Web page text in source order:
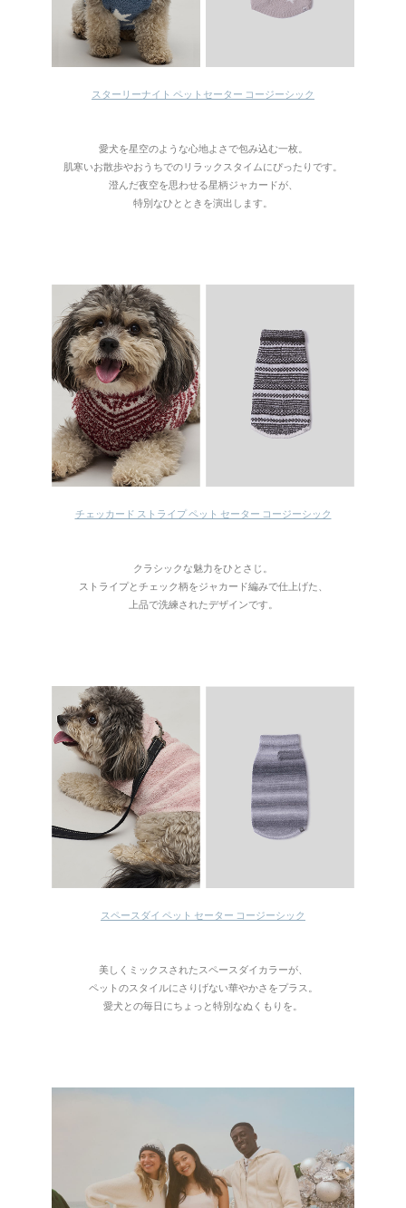
スターリーナイト ペットセーター コージーシック
愛犬を星空のような心地よさで包み込む一枚。
肌寒いお散歩やおうちでのリラックスタイムにぴったりです。
澄んだ夜空を思わせる星柄ジャカードが、
特別なひとときを演出します。
チェッカード ストライプ ペット セーター コージーシック
クラシックな魅力をひとさじ。
ストライプとチェック柄をジャカード編みで仕上げた、
上品で洗練されたデザインです。
スペースダイ ペット セーター コージーシック
美しくミックスされたスペースダイカラーが、
ペットのスタイルにさりげない華やかさをプラス。
愛犬との毎日にちょっと特別なぬくもりを。